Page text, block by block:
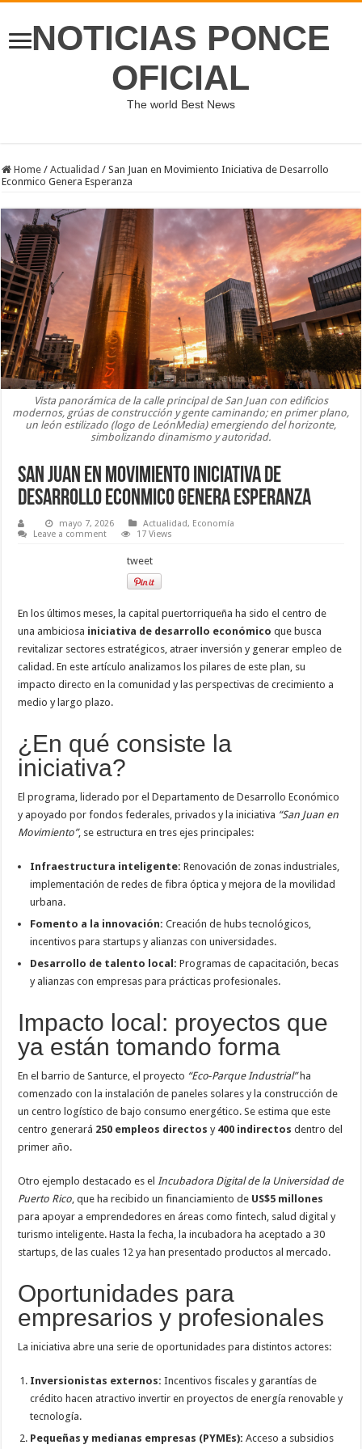
NOTICIAS PONCE
OFICIAL
The world Best News
Home / Actualidad / San Juan en Movimiento Iniciativa de Desarrollo
Econmico Genera Esperanza
Vista panorámica de la calle principal de San Juan con edificios
modernos, grúas de construcción y gente caminando; en primer plano,
un león estilizado (logo de LeónMedia) emergiendo del horizonte,
simbolizando dinamismo y autoridad.
San Juan en Movimiento Iniciativa de
Desarrollo Econmico Genera Esperanza
mayo 7, 2026 Actualidad, Economía
Leave a comment
17 Views
tweet
En los últimos meses, la capital puertorriqueña ha sido el centro de
una ambiciosa iniciativa de desarrollo económico que busca
revitalizar sectores estratégicos, atraer inversión y generar empleo de
calidad. En este artículo analizamos los pilares de este plan, su
impacto directo en la comunidad y las perspectivas de crecimiento a
medio y largo plazo.
¿En qué consiste la
iniciativa?
El programa, liderado por el Departamento de Desarrollo Económico
y apoyado por fondos federales, privados y la iniciativa “San Juan en
Movimiento”, se estructura en tres ejes principales:
Infraestructura inteligente: Renovación de zonas industriales,
implementación de redes de fibra óptica y mejora de la movilidad
urbana.
Fomento a la innovación: Creación de hubs tecnológicos,
incentivos para startups y alianzas con universidades.
Desarrollo de talento local: Programas de capacitación, becas
y alianzas con empresas para prácticas profesionales.
Impacto local: proyectos que
ya están tomando forma
En el barrio de Santurce, el proyecto “Eco‑Parque Industrial”ha
comenzado con la instalación de paneles solares y la construcción de
un centro logístico de bajo consumo energético. Se estima que este
centro generará 250 empleos directos y 400 indirectos dentro del
primer año.
Otro ejemplo destacado es el Incubadora Digital de la Universidad de
Puerto Rico , que ha recibido un financiamiento de US$5 millones
para apoyar a emprendedores en áreas como fintech, salud digital y
turismo inteligente. Hasta la fecha, la incubadora ha aceptado a 30
startups, de las cuales 12 ya han presentado productos al mercado.
Oportunidades para
empresarios y profesionales
La iniciativa abre una serie de oportunidades para distintos actores:
Inversionistas externos: Incentivos fiscales y garantías de
crédito hacen atractivo invertir en proyectos de energía renovable y
tecnología.
Pequeñas y medianas empresas (PYMEs): Acceso a subsidios